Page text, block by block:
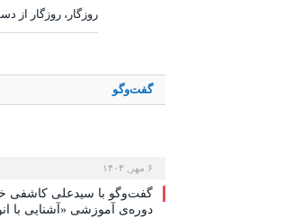
روزگار، روزگار
گفت‌وگو
۶ مهر, ۱۴۰۴
گفت‌وگو با سیدعلی کاشفی
دوره‌ی آموزشی «آشنایی با